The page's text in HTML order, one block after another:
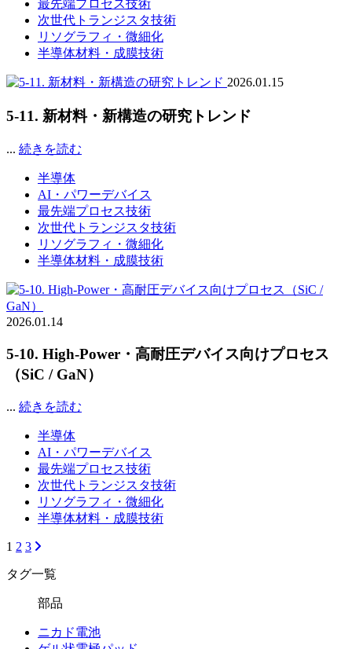
最先端プロセス技術
次世代トランジスタ技術
リソグラフィ・微細化
半導体材料・成膜技術
2026.01.15
5-11. 新材料・新構造の研究トレンド
... 続きを読む
半導体
AI・パワーデバイス
最先端プロセス技術
次世代トランジスタ技術
リソグラフィ・微細化
半導体材料・成膜技術
2026.01.14
5-10. High-Power・高耐圧デバイス向けプロセス
（SiC / GaN）
... 続きを読む
半導体
AI・パワーデバイス
最先端プロセス技術
次世代トランジスタ技術
リソグラフィ・微細化
半導体材料・成膜技術
1 2 3
タグ一覧
部品
ニカド電池